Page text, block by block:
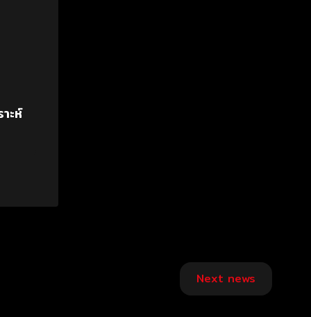
ะห์
Next news